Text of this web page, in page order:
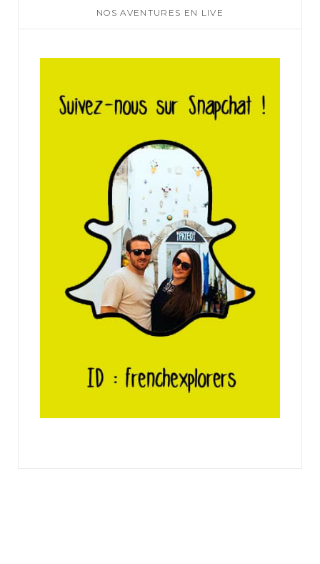
NOS AVENTURES EN LIVE